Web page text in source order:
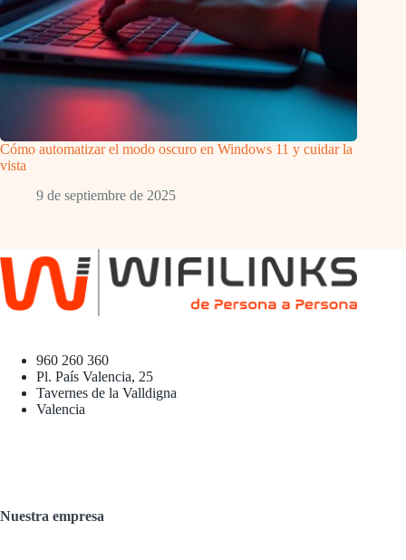
Cómo automatizar el modo oscuro en Windows 11 y cuidar la
vista
9 de septiembre de 2025
960 260 360
Pl. País Valencia, 25
Tavernes de la Valldigna
Valencia
Nuestra empresa